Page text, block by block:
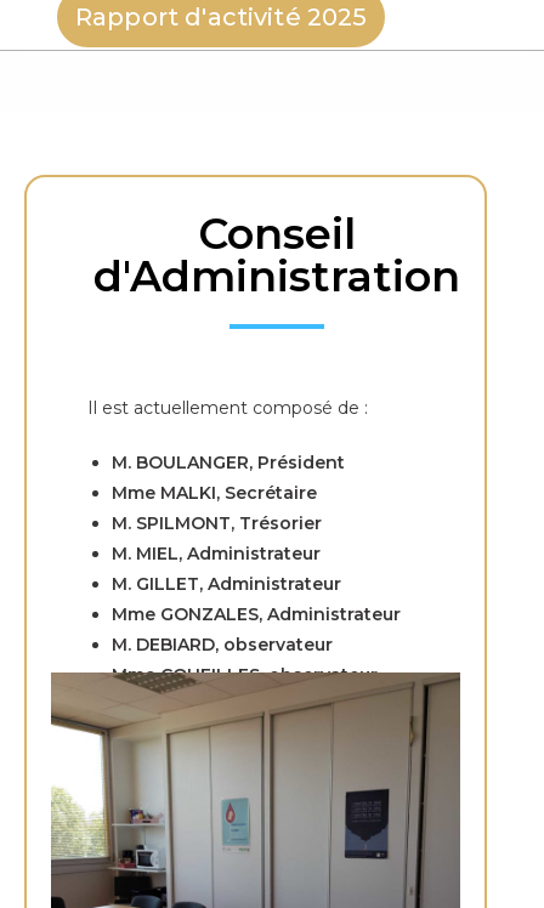
Rapport d'activité 2025
Conseil
d'Administration
Il est actuellement composé de :
M. BOULANGER, Président
Mme MALKI, Secrétaire
M. SPILMONT, Trésorier
M. MIEL, Administrateur
M. GILLET, Administrateur
Mme GONZALES, Administrateur
M. DEBIARD, observateur
Mme COUEILLES, observateur
Mme LALLIER, observateur
M. VANNEROY, observateur